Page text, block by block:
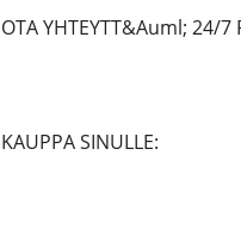
OTA YHTEYTT&Auml; 24/7
KAUPPA SINULLE: